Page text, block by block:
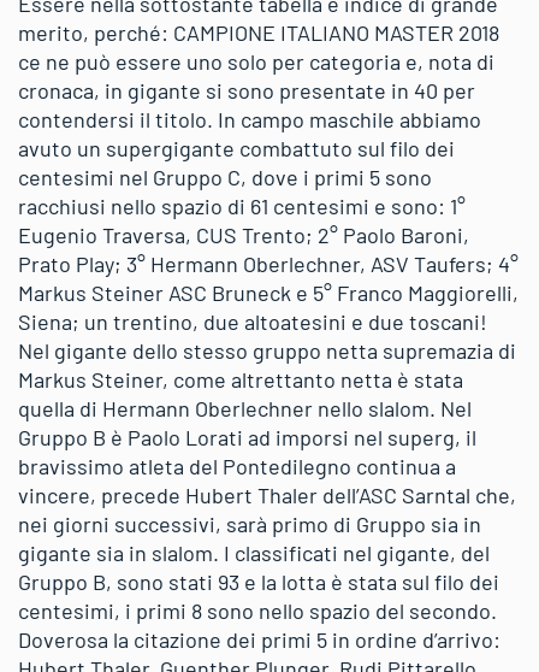
merito, perché: CAMPIONE ITALIANO MASTER 2018
ce ne può essere uno solo per categoria e, nota di
cronaca, in gigante si sono presentate in 40 per
contendersi il titolo. In campo maschile abbiamo
avuto un supergigante combattuto sul filo dei
centesimi nel Gruppo C, dove i primi 5 sono
racchiusi nello spazio di 61 centesimi e sono: 1°
Eugenio Traversa, CUS Trento; 2° Paolo Baroni,
Prato Play; 3° Hermann Oberlechner, ASV Taufers; 4°
Markus Steiner ASC Bruneck e 5° Franco Maggiorelli,
Siena; un trentino, due altoatesini e due toscani!
Nel gigante dello stesso gruppo netta supremazia di
Markus Steiner, come altrettanto netta è stata
quella di Hermann Oberlechner nello slalom. Nel
Gruppo B è Paolo Lorati ad imporsi nel superg, il
bravissimo atleta del Pontedilegno continua a
vincere, precede Hubert Thaler dell’ASC Sarntal che,
nei giorni successivi, sarà primo di Gruppo sia in
gigante sia in slalom. I classificati nel gigante, del
Gruppo B, sono stati 93 e la lotta è stata sul filo dei
centesimi, i primi 8 sono nello spazio del secondo.
Doverosa la citazione dei primi 5 in ordine d’arrivo: